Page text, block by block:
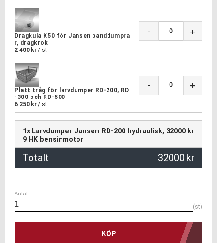
Dragkula K50 för Jansen banddumpra
r, dragkrok
2 400 kr/ st
+
-
Platt tråg för larvdumper RD-200, RD
-300 och RD-500
6 250 kr / st
+
-
1x Larvdumper Jansen RD-200 hydraulisk,
9 HK bensinmotor
32000 kr
Totalt 32000 kr
Antal
st
KÖP